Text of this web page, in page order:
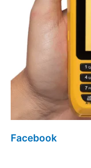
Facebook